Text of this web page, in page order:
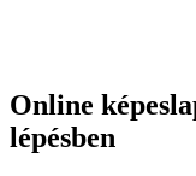
Online
lépésben